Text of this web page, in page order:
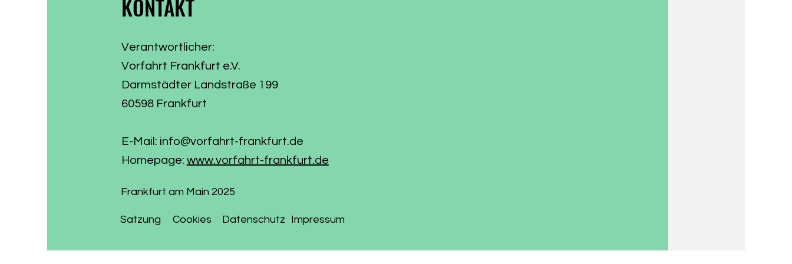
KONTAKT
Verantwortlicher:
Vorfahrt Frankfurt e.V.
Darmstädter Landstraße 199
60598 Frankfurt
E-Mail: info@vorfahrt-frankfurt.de
Homepage: www.vorfahrt-frankfurt.de
Frankfurt am Main 2025
Satzung Cookies Impressum
Datenschutz